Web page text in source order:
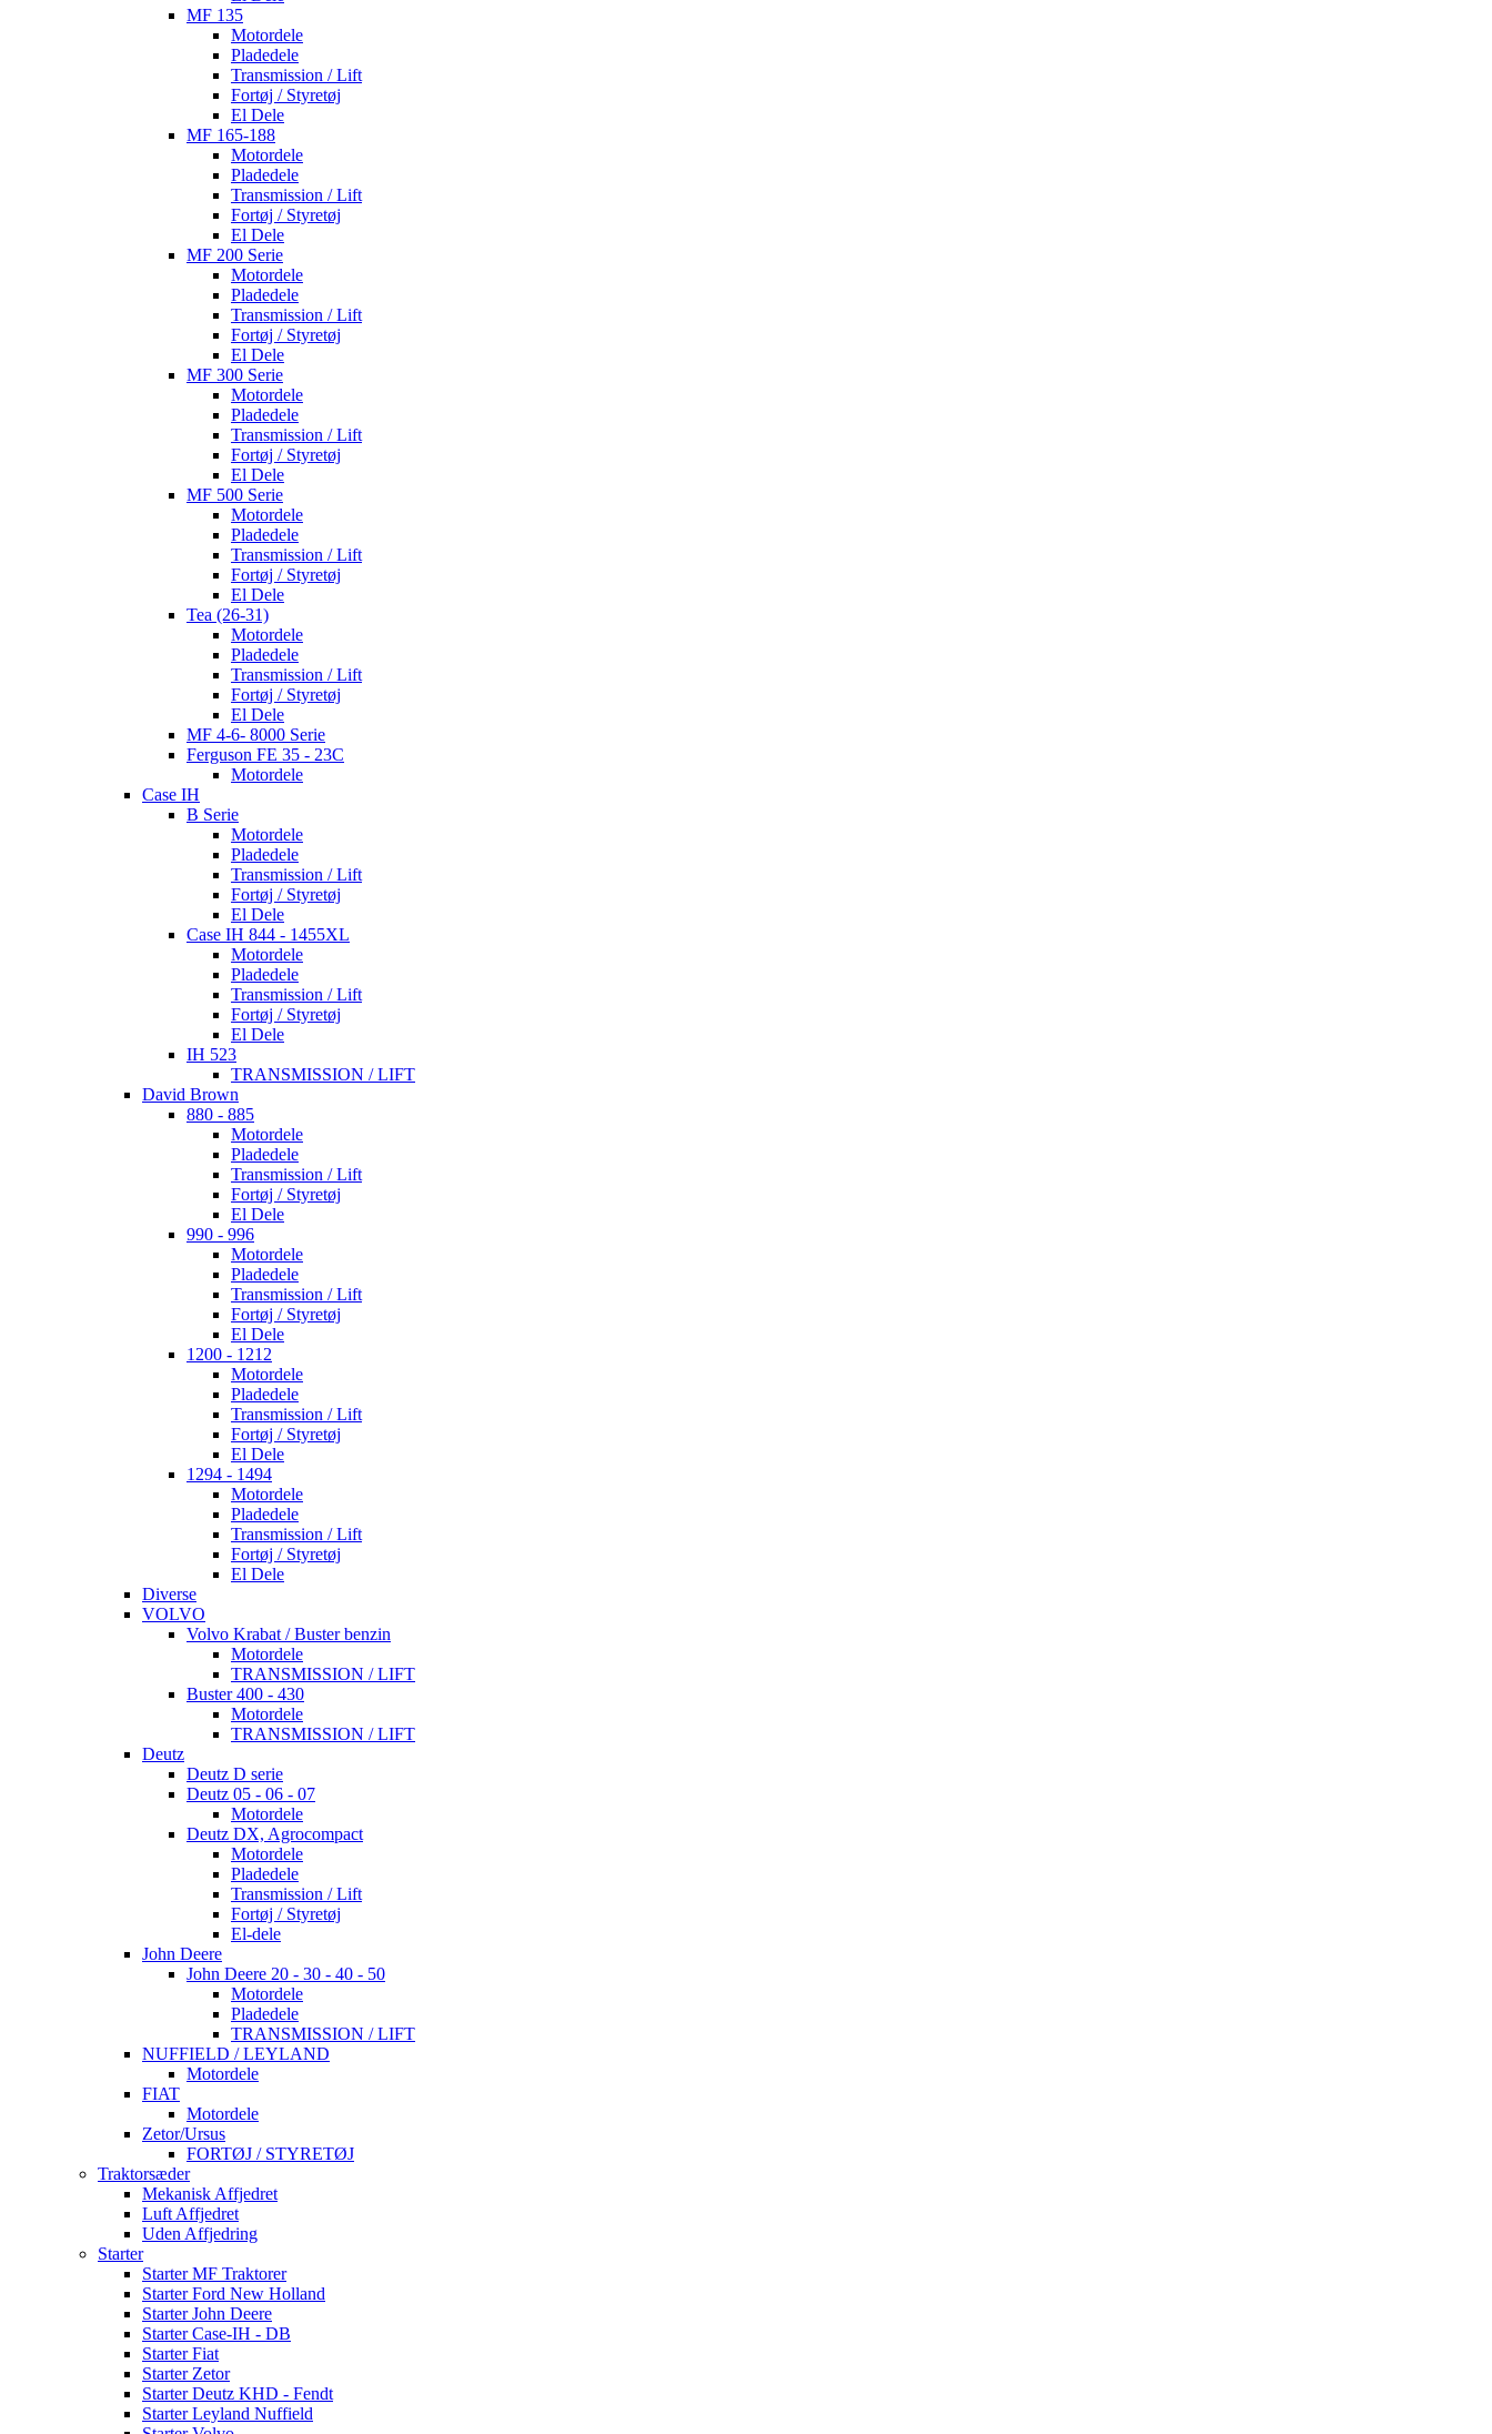
MF 135
Motordele
Pladedele
Transmission / Lift
Fortøj / Styretøj
El Dele
MF 165-188
Motordele
Pladedele
Transmission / Lift
Fortøj / Styretøj
El Dele
MF 200 Serie
Motordele
Pladedele
Transmission / Lift
Fortøj / Styretøj
El Dele
MF 300 Serie
Motordele
Pladedele
Transmission / Lift
Fortøj / Styretøj
El Dele
MF 500 Serie
Motordele
Pladedele
Transmission / Lift
Fortøj / Styretøj
El Dele
Tea (26-31)
Motordele
Pladedele
Transmission / Lift
Fortøj / Styretøj
El Dele
MF 4-6- 8000 Serie
Ferguson FE 35 - 23C
Motordele
Case IH
B Serie
Motordele
Pladedele
Transmission / Lift
Fortøj / Styretøj
El Dele
Case IH 844 - 1455XL
Motordele
Pladedele
Transmission / Lift
Fortøj / Styretøj
El Dele
IH 523
TRANSMISSION / LIFT
David Brown
880 - 885
Motordele
Pladedele
Transmission / Lift
Fortøj / Styretøj
El Dele
990 - 996
Motordele
Pladedele
Transmission / Lift
Fortøj / Styretøj
El Dele
1200 - 1212
Motordele
Pladedele
Transmission / Lift
Fortøj / Styretøj
El Dele
1294 - 1494
Motordele
Pladedele
Transmission / Lift
Fortøj / Styretøj
El Dele
Diverse
VOLVO
Volvo Krabat / Buster benzin
Motordele
TRANSMISSION / LIFT
Buster 400 - 430
Motordele
TRANSMISSION / LIFT
Deutz
Deutz D serie
Deutz 05 - 06 - 07
Motordele
Deutz DX, Agrocompact
Motordele
Pladedele
Transmission / Lift
Fortøj / Styretøj
El-dele
John Deere
John Deere 20 - 30 - 40 - 50
Motordele
Pladedele
TRANSMISSION / LIFT
NUFFIELD / LEYLAND
Motordele
FIAT
Motordele
Zetor/Ursus
FORTØJ / STYRETØJ
Traktorsæder
Mekanisk Affjedret
Luft Affjedret
Uden Affjedring
Starter
Starter MF Traktorer
Starter Ford New Holland
Starter John Deere
Starter Case-IH - DB
Starter Fiat
Starter Zetor
Starter Deutz KHD - Fendt
Starter Leyland Nuffield